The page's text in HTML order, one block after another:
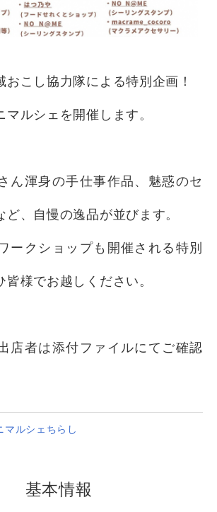
おこし協力隊による特別企画！
マルシェを開催します。
ん渾身の手仕事作品、魅惑のセ
ど、自慢の逸品が並びます。
ークショップも開催される特別
皆様でお越しください。
店者は添付ファイルにてご確認
マルシェちらし
基本情報